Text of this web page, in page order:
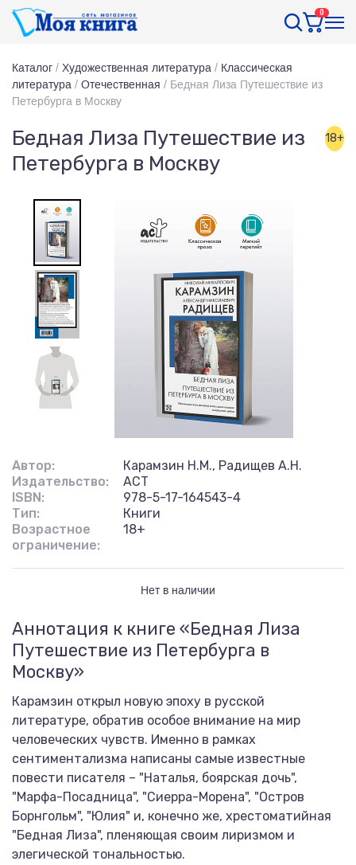
0
Каталог / Художественная литература / Классическая
литература / Отечественная / Бедная Лиза Путешествие из
Петербурга в Москву
Бедная Лиза Путешествие из
Петербурга в Москву
18+
Автор:
Карамзин Н.М., Радищев А.Н.
Издательство:
АСТ
ISBN:
978-5-17-164543-4
Тип:
Книги
Возрастное
ограничение:
18+
Нет в наличии
Аннотация к книге «Бедная Лиза
Путешествие из Петербурга в
Москву»
Карамзин открыл новую эпоху в русской
литературе, обратив особое внимание на мир
человеческих чувств. Именно в рамках
сентиментализма написаны самые известные
повести писателя – "Наталья, боярская дочь",
"Марфа-Посадница", "Сиерра-Морена", "Остров
Борнгольм", "Юлия" и, конечно же, хрестоматийная
"Бедная Лиза", пленяющая своим лиризмом и
элегической тональностью.